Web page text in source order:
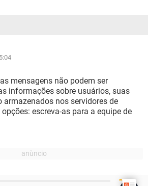
mensagens não podem ser
informações sobre usuários, suas
armazenados nos servidores de
escreva-as para a equipe de